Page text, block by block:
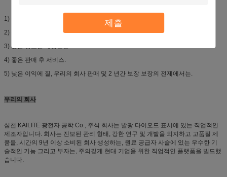
제출
1) 높은 비용 성과.
2) 좋은 견실함 및 고해상.
3) 높은 광도는 재생율을.
4) 좋은 판매 후 서비스.
5) 낮은 이익에 질, 우리의 회사 판매 및 2 년간 보장 보장의 전제에서는.
우리의 회사
심천 KAILITE 광전자 공학 Co., 주식 회사는 발광 다이오드 표시에 있는 직업적인
제조자입니다. 회사는 진보된 관리 형태, 강한 연구 및 개발을 의지하고 고품질 제
품을, 시간의 9년 이상 소비된 회사 생성하는, 원료 공급자 사슬에 있는 우수한 기
술적인 기능 그리고 부자는, 주의깊게 현대 기업을 위한 직업적인 플랫폼을 빌드했
습니다.